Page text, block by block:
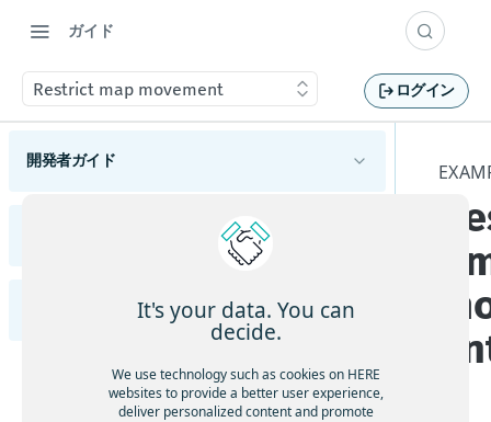
ガイド
Restrict map movement ログイン
開発者ガイド
サポートされているブラウザーとプラットフォ
HERE Maps API for JavaScriptの各バージョンを
HERE Maps API for Javascriptの使用を開始する
マップオブジェクトを管理する
マーカーを追加する
ジオシェイプを使用する
マップイベントを処理する
機能と動作の変更
既知の問題
Adding an Overlay to the Map
Animated markers
t
It's your data. You can
decide.
We use technology such as cookies on HERE
websites to provide a better user experience,
deliver personalized content and promote